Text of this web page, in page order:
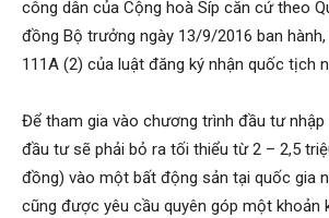
công dân của Cộng hoà Síp căn cứ theo
đồng Bộ trưởng ngày 13/9/2016 ban
111A (2) của luật đăng ký nhận quốc tịch
Để tham gia vào chương trình đầu tư nhập
đầu tư sẽ phải bỏ ra tối thiểu từ 2 – 2,5
đồng) vào một bất động sản tại quốc gia
cũng được yêu cầu quyên góp một khoản